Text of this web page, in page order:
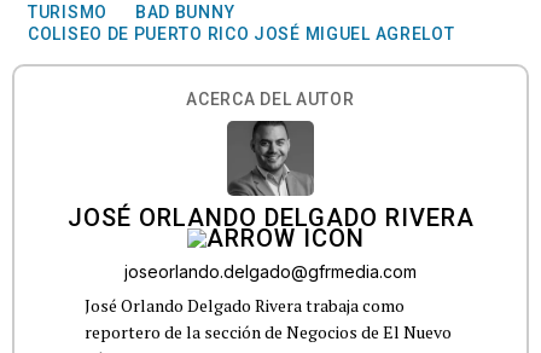
TURISMO
BAD BUNNY
COLISEO DE PUERTO RICO JOSÉ MIGUEL AGRELOT
ACERCA DEL AUTOR
JOSÉ ORLANDO DELGADO RIVERA
joseorlando.delgado@gfrmedia.com
José Orlando Delgado Rivera trabaja como
reportero de la sección de Negocios de El Nuevo